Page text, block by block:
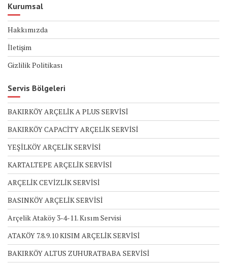
Kurumsal
Hakkımızda
İletişim
Gizlilik Politikası
Servis Bölgeleri
BAKIRKÖY ARÇELİK A PLUS SERVİSİ
BAKIRKÖY CAPACİTY ARÇELİK SERVİSİ
YEŞİLKÖY ARÇELİK SERVİSİ
KARTALTEPE ARÇELİK SERVİSİ
ARÇELİK CEVİZLİK SERVİSİ
BASINKÖY ARÇELİK SERVİSİ
Arçelik Ataköy 3-4-11. Kısım Servisi
ATAKÖY 7.8.9.10 KISIM ARÇELİK SERVİSİ
BAKIRKÖY ALTUS ZUHURATBABA SERVİSİ